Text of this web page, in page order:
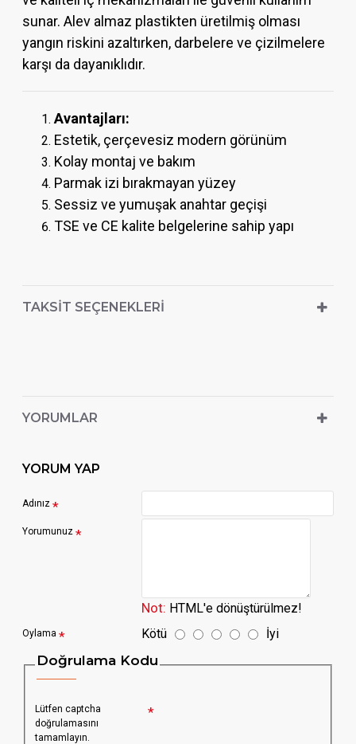
sunar. Alev almaz plastikten üretilmiş olması
yangın riskini azaltırken, darbelere ve çizilmelere
karşı da dayanıklıdır.
Avantajları:
Estetik, çerçevesiz modern görünüm
Kolay montaj ve bakım
Parmak izi bırakmayan yüzey
Sessiz ve yumuşak anahtar geçişi
TSE ve CE kalite belgelerine sahip yapı
TAKSIT SEÇENEKLERI
YORUMLAR
YORUM YAP
Adınız
Yorumunuz
Not: HTML'e dönüştürülmez!
Oylama Kötü İyi
Doğrulama Kodu
Lütfen captcha
doğrulamasını
tamamlayın.